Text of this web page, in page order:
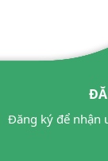
Đăng ký để nhận